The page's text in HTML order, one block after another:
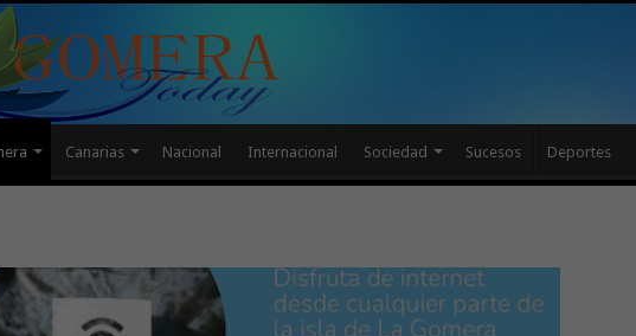
Canarias Nacional Internacional Sociedad Sucesos Deportes